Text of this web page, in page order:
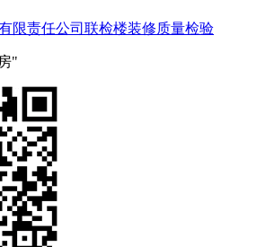
限责任公司联检楼装修质量检验
"